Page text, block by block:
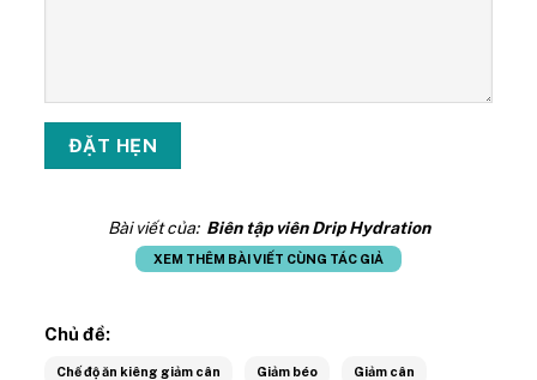
Bài viết của: Biên tập viên Drip Hydration
XEM THÊM BÀI VIẾT CÙNG TÁC GIẢ
Chủ đề:
Chế độ ăn kiêng giảm cân Giảm béo Giảm cân